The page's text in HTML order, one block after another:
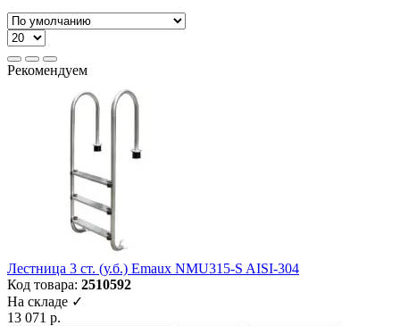
Рекомендуем
Лестница 3 ст. (у.б.) Emaux NMU315-S AISI-304
Код товара: 2510592
На складе ✓
13 071 р.